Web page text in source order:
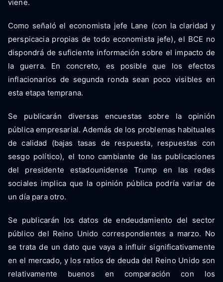
viene.
Como señaló el economista jefe Lane (con la claridad y
perspicacia propias de todo economista jefe), el BCE no
dispondrá de suficiente información sobre el impacto de
la guerra. En concreto, es posible que los efectos
inflacionarios de segunda ronda sean poco visibles en
esta etapa temprana.
Se publicarán diversas encuestas sobre la opinión
pública empresarial. Además de los problemas habituales
de calidad (bajas tasas de respuesta, respuestas con
sesgo político), el tono cambiante de las publicaciones
del presidente estadounidense Trump en las redes
sociales implica que la opinión pública podría variar de
un día para otro.
Se publicarán los datos de endeudamiento del sector
público del Reino Unido correspondientes a marzo. No
se trata de un dato que vaya a influir significativamente
en el mercado, y los ratios de deuda del Reino Unido son
relativamente buenos en comparación con los